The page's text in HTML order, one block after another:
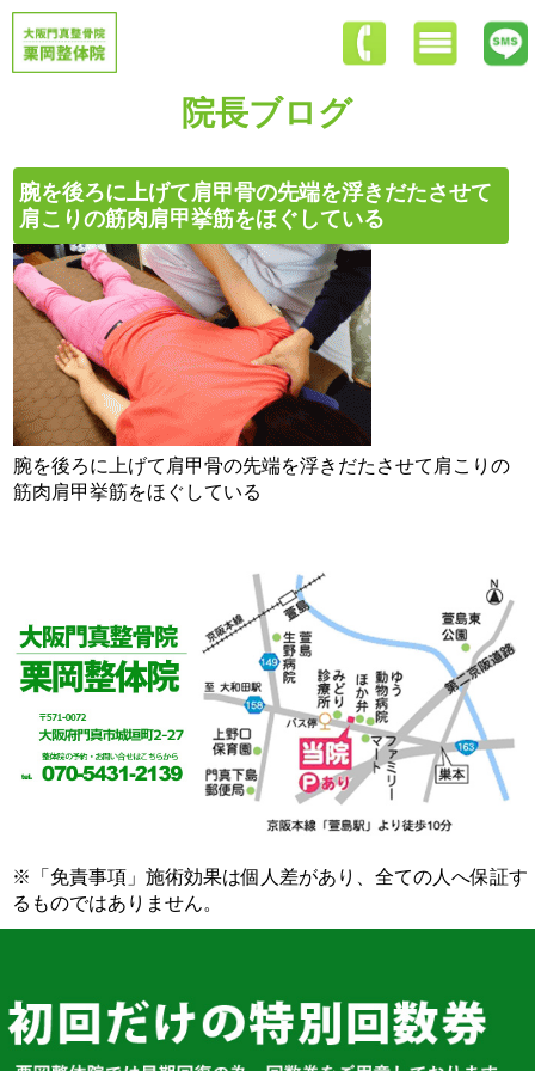
院長ブログ
腕を後ろに上げて肩甲骨の先端を浮きだたさせて
肩こりの筋肉肩甲挙筋をほぐしている
腕を後ろに上げて肩甲骨の先端を浮きだたさせて肩こりの
筋肉肩甲挙筋をほぐしている
※「免責事項」施術効果は個人差があり、全ての人へ保証す
るものではありません。